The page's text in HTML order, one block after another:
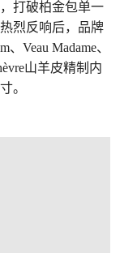
打破柏金包单一
烈反响后，品牌
Veau Madame、
山羊皮精制内
。